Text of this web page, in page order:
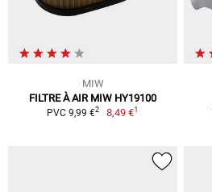
MIW
FILTRE À AIR MIW HY19100
PVC 9,99 €2 8,49 €1